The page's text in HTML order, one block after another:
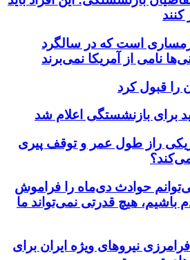
است که در سالگرد
نامی از آمریکا نمی‌برند
را قبول کرد
بازنشستگی اعلام شد
بلژیکی راز طول عمر و توقف پیری
حوادث دی‌ماه را فراموش
باشیم، هیچ قدرتی نمی‌تواند ما
نیروهای ویژه ایران برای